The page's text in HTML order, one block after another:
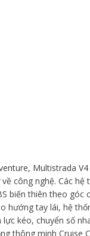
Multistrada
công nghệ. Các hệ
biến thiên theo góc
hướng tay lái, hệ
kéo, chuyển số
thông minh Cruise